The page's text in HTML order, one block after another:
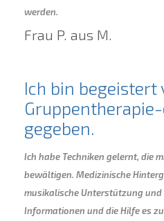
werden.
Frau P. aus M.
Ich bin begeistert
gegeben.
Ich habe Techniken gelernt, die
bewältigen. Medizinische
musikalische Unterstützung und
Informationen und die Hilfe es